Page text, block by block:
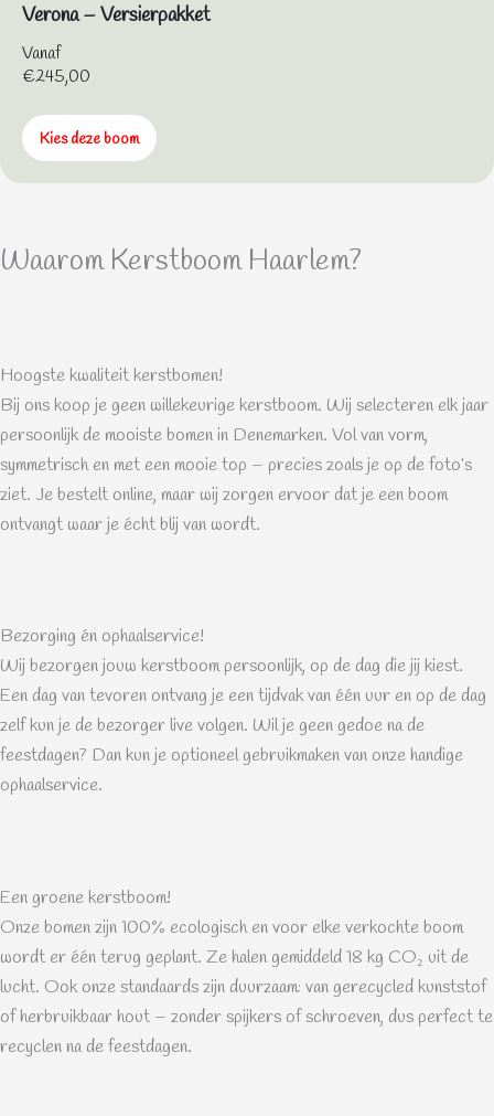
Verona – Versierpakket
Vanaf
€245,00
Kies deze boom
Waarom Kerstboom Haarlem?
Hoogste kwaliteit kerstbomen!
Bij ons koop je geen willekeurige kerstboom. Wij selecteren elk jaar
persoonlijk de mooiste bomen in Denemarken. Vol van vorm,
symmetrisch en met een mooie top – precies zoals je op de foto’s
ziet. Je bestelt online, maar wij zorgen ervoor dat je een boom
ontvangt waar je écht blij van wordt.
Bezorging én ophaalservice!
Wij bezorgen jouw kerstboom persoonlijk, op de dag die jij kiest.
Een dag van tevoren ontvang je een tijdvak van één uur en op de dag
zelf kun je de bezorger live volgen. Wil je geen gedoe na de
feestdagen? Dan kun je optioneel gebruikmaken van onze handige
ophaalservice.
Een groene kerstboom!
Onze bomen zijn 100% ecologisch en voor elke verkochte boom
wordt er één terug geplant. Ze halen gemiddeld 18 kg CO₂ uit de
lucht. Ook onze standaards zijn duurzaam: van gerecycled kunststof
of herbruikbaar hout – zonder spijkers of schroeven, dus perfect te
recyclen na de feestdagen.